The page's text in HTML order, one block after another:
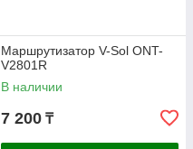
Маршрутизатор V-Sol ONT-
V2801R
В наличии
7 200 ₸